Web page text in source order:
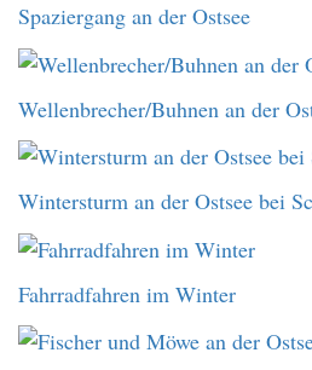
Spaziergang an der Ostsee
Wellenbrecher/Buhnen an der
Wintersturm an der Ostsee bei
Fahrradfahren im Winter